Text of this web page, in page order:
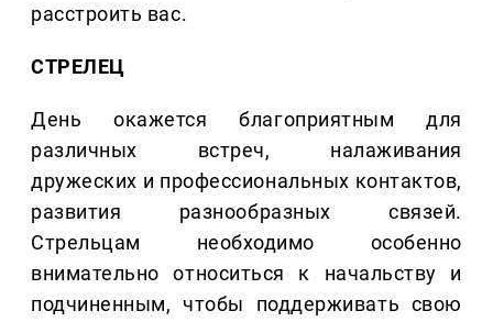
расстроить вас.
СТРЕЛЕЦ
День окажется благоприятным для
различных встреч, налаживания
дружеских и профессиональных контактов,
развития разнообразных связей.
Стрельцам необходимо особенно
внимательно относиться к начальству и
подчиненным, чтобы поддерживать свою